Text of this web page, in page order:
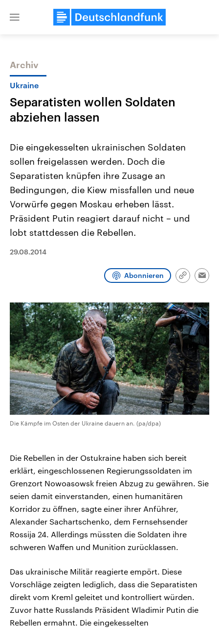
Close
Themen
USA
Aktuelle Beiträge, Analysen und
Hintergründe
Wirtschaftlich und militärisch
gehören die Vereinigten Staaten zu
den mächtigsten Ländern der Erde,
mit großem Einfluss auf das
Aktuelle Lage und
Der Überfall der
Terrororganisation Hamas
Oktober 2023 auf Israel
Region wieder die Gewalt
Israel möchte die Hamas
Libanon vom Iran
Sendungen
Archiv
Ukraine
Separatisten wollen Soldaten
abziehen lassen
Die eingekesselten ukrainischen Soldaten
sollen freigelassen werden. Doch die
Separatisten knüpfen ihre Zusage an
Bedingungen, die Kiew missfallen und neue
Vorwürfe gegen Moskau erheben lässt.
Präsident Putin reagiert darauf nicht – und
lobt stattdessen die Rebellen.
29.08.2014
Abonnieren
Link
Die Kämpfe im Osten der Ukraine dauern an. (pa/dpa)
Die Rebellen in der Ostukraine haben sich bereit
erklärt, eingeschlossenen Regierungssoldaten im
Grenzort Nowoasowsk freien Abzug zu gewähren. Sie
seien damit einverstanden, einen humanitären
Korridor zu öffnen, sagte einer ihrer Anführer,
Alexander Sachartschenko, dem Fernsehsender
Rossija 24. Allerdings müssten die Soldaten ihre
schweren Waffen und Munition zurücklassen.
Das ukrainische Militär reagierte empört. Diese
Vorschläge zeigten lediglich, dass die Separatisten
direkt vom Kreml geleitet und kontrolliert würden.
Zuvor hatte Russlands Präsident Wladimir Putin die
Rebellen ermahnt. Die eingekesselten